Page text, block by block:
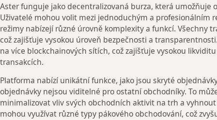
Aster funguje jako decentralizovaná burza, která umožňuje
Uživatelé mohou volit mezi jednoduchým a profesionálním
režimy nabízejí různé úrovně komplexity a funkcí. Všechny
což zajišťuje vysokou úroveň bezpečnosti a
na více blockchainových sítích, což zajišťuje vysokou
transakcích.
Platforma nabízí unikátní funkce, jako jsou skryté
objednávky nejsou viditelné pro ostatní obchodníky. To
minimalizovat vliv svých obchodních aktivit na trh a
mohou využívat různé typy pákového obchodování, což